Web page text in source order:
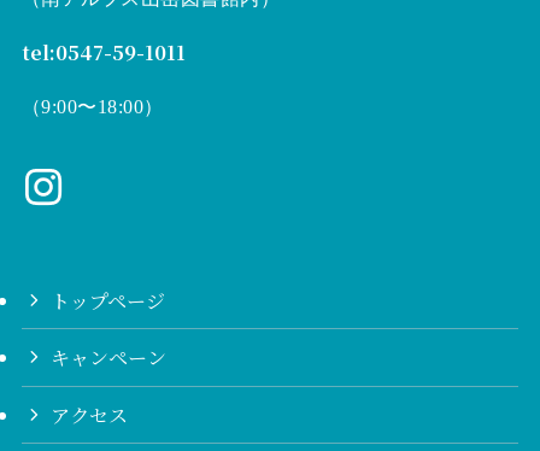
tel:0547-59-1011
（9:00〜18:00）
トップページ
キャンペーン
アクセス